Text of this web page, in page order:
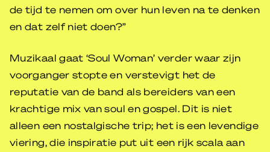
de tijd te nemen om over hun leven na te denken
en dat zelf niet doen?”
Muzikaal gaat ‘Soul Woman’ verder waar zijn
voorganger stopte en verstevigt het de
reputatie van de band als bereiders van een
krachtige mix van soul en gospel. Dit is niet
alleen een nostalgische trip; het is een levendige
viering, die inspiratie put uit een rijk scala aan